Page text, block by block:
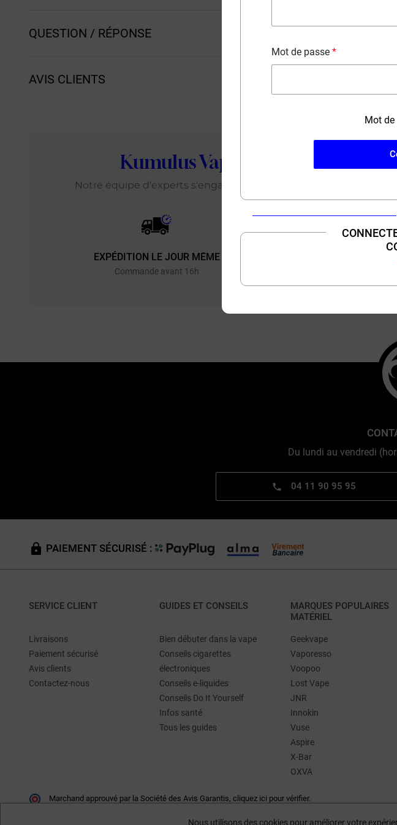
Mot de passe
Mot de
QUESTION / RÉPONSE
AVIS CLIENTS
Kumulus Vape : L'engagement
Notre équipe d'experts s'engage chaque jour à sélectionner le
EXPÉDITION LE JOUR MÊME
Commande avant 16h
EXPERT VAPE 100% FRANÇAIS
Du lundi au vendredi
04 11 90 95 95
PAIEMENT SÉCURISÉ :
SERVICE CLIENT
Livraisons
Paiement sécurisé
Avis clients
Contactez-nous
GUIDES ET CONSEILS
Bien débuter dans la vape
Conseils cigarettes
électroniques
Conseils e-liquides
Conseils Do It Yourself
Infos santé
Tous les guides
MARQUES POPULAIRES
MATÉRIEL
Geekvape
Vaporesso
Voopoo
Lost Vape
JNR
Innokin
Vuse
Aspire
X-Bar
OXVA
Marchand approuvé par la Société des Avis Garantis, cliquez ici pour vérifier.
Nous utilisons des cookies pour améliorer votre